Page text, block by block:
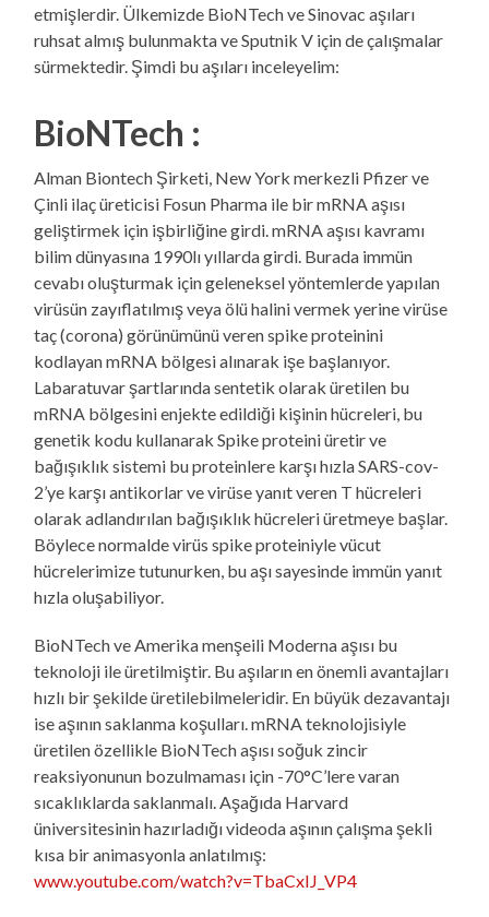
etmişlerdir. Ülkemizde BioNTech ve Sinovac aşıları
ruhsat almış bulunmakta ve Sputnik V için de çalışmalar
sürmektedir. Şimdi bu aşıları inceleyelim:
BioNTech :
Alman Biontech Şirketi, New York merkezli Pfizer ve
Çinli ilaç üreticisi Fosun Pharma ile bir mRNA aşısı
geliştirmek için işbirliğine girdi. mRNA aşısı kavramı
bilim dünyasına 1990lı yıllarda girdi. Burada immün
cevabı oluşturmak için geleneksel yöntemlerde yapılan
virüsün zayıflatılmış veya ölü halini vermek yerine virüse
taç (corona) görünümünü veren spike proteinini
kodlayan mRNA bölgesi alınarak işe başlanıyor.
Labaratuvar şartlarında sentetik olarak üretilen bu
mRNA bölgesini enjekte edildiği kişinin hücreleri, bu
genetik kodu kullanarak Spike proteini üretir ve
bağışıklık sistemi bu proteinlere karşı hızla SARS-cov-
2’ye karşı antikorlar ve virüse yanıt veren T hücreleri
olarak adlandırılan bağışıklık hücreleri üretmeye başlar.
Böylece normalde virüs spike proteiniyle vücut
hücrelerimize tutunurken, bu aşı sayesinde immün yanıt
hızla oluşabiliyor.
BioNTech ve Amerika menşeili Moderna aşısı bu
teknoloji ile üretilmiştir. Bu aşıların en önemli avantajları
hızlı bir şekilde üretilebilmeleridir. En büyük dezavantajı
ise aşının saklanma koşulları. mRNA teknolojisiyle
üretilen özellikle BioNTech aşısı soğuk zincir
reaksiyonunun bozulmaması için -70°C’lere varan
sıcaklıklarda saklanmalı. Aşağıda Harvard
üniversitesinin hazırladığı videoda aşının çalışma şekli
kısa bir animasyonla anlatılmış:
www.youtube.com/watch?v=TbaCxIJ_VP4